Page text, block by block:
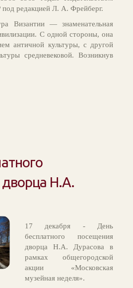
редакцией Л. А. Фрейберг.
Византии — знаменательная
С одной стороны, она
античной культуры, с другой
средневековой. Возникнув
Н.А.
17 декабря - День
бесплатного посещения
дворца Н.А. Дурасова в
рамках общегородской
акции «Московская
музейная неделя».